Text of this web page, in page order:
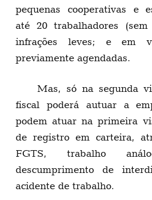
pequenas cooperativas e
até 20 trabalhadores
infrações leves; e em
previamente agendadas.
Mas, só na segunda
fiscal poderá autuar a
podem atuar na primeira
de registro em carteira,
FGTS, trabalho
descumprimento de
acidente de trabalho.